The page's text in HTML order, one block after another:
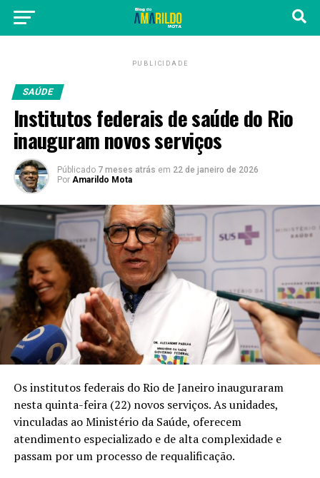
PUBLICIDADE
SAÚDE
Institutos federais de saúde do Rio
inauguram novos serviços
Públicado 7 meses atrás em 22 de janeiro de 2026
Por Amarildo Mota
Os institutos federais do Rio de Janeiro inauguraram
nesta quinta-feira (22) novos serviços. As unidades,
vinculadas ao Ministério da Saúde, oferecem
atendimento especializado e de alta complexidade e
passam por um processo de requalificação.